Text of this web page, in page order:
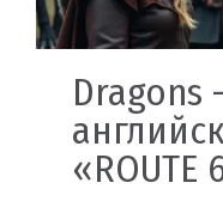
«ROUTE